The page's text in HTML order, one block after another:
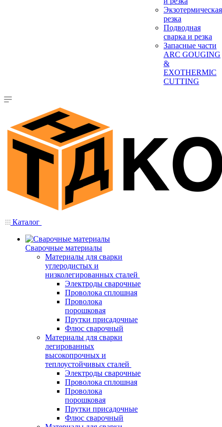
Экзотермическая
резка
Подводная
сварка и резка
Запасные части
ARC GOUGING
&
EXOTHERMIC
CUTTING
Каталог
Сварочные материалы
Материалы для сварки
углеродистых и
низколегированных сталей
Электроды сварочные
Проволока сплошная
Проволока
порошковая
Прутки присадочные
Флюс сварочный
Материалы для сварки
легированных
высокопрочных и
теплоустойчивых сталей
Электроды сварочные
Проволока сплошная
Проволока
порошковая
Прутки присадочные
Флюс сварочный